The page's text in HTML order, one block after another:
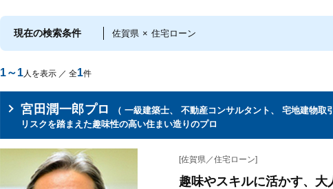
現在の検索条件 佐賀県 × 住宅ローン
1～1人を表示 ／ 全1件
宮田潤一郎プロ
（ 一級建築士、 不動産コンサルタント、 宅地建物取
リスクを踏まえた趣味性の高い住まい造りのプロ
[佐賀県／住宅ローン]
趣味やスキルに活かす、